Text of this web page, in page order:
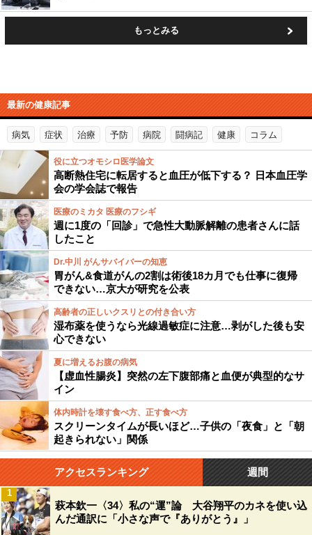
もっとみる
最新の健康記事
病気 症状 治療 予防 病院 闘病記 健康 コラム
役に立つオモシロ医学論文
高断熱住宅に転居すると血圧が低下する？ 日本血圧学
会の学会誌で報告
医療のミカタ 医療のフシギ
週に1度の「回診」で急性大動脈解離の患者さんに話
したこと
Dr.中川 がんサバイバーの知恵
胃がん&食道がんの2割は術後18カ月でも仕事に復帰
できない…京大が研究を公表
高齢者の正しいクスリとの付き合い方
湿布薬を使うなら光線過敏症に注意…剥がした後も安
心できない
夏に増えるお腹の病気
【虚血性腸炎】突然の左下腹部痛と血便が典型的なサ
イン
体内時計を壊す食べ方、正す食べ方
スクリーンタイムが長いほど…子供の「夜食」と「朝
起きられない」関係
アクセスランキング 週間
萩本欽一〈34〉私の“運”論 大谷翔平のカネを使い込
んだ通訳に「小さな声で『ありがとう』」
1